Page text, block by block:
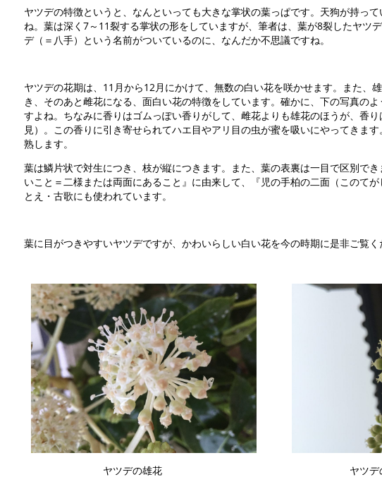
ヤツデの特徴というと、なんといっても大きな掌状の葉っぱです。天狗が持っ
ね。葉は深く7～11裂する掌状の形をしていますが、筆者は、葉が8裂したヤツ
デ（＝八手）という名前がついているのに、なんだか不思議ですね。
ヤツデの花期は、11月から12月にかけて、無数の白い花を咲かせます。また、
き、そのあと雌花になる、面白い花の特徴をしています。確かに、下の写真の
すよね。ちなみに香りはゴムっぽい香りがして、雌花よりも雄花のほうが、香
見）。この香りに引き寄せられてハエ目やアリ目の虫が蜜を吸いにやってきま
熟します。
葉は鱗片状で対生につき、枝が縦につきます。また、葉の表裏は一目で区別で
いこと＝二様または両面にあること』に由来して、『児の手柏の二面（このて
とえ・古歌にも使われています。
葉に目がつきやすいヤツデですが、かわいらしい白い花を今の時期に是非ご覧く
ヤツデの雄花 ヤツデの雌